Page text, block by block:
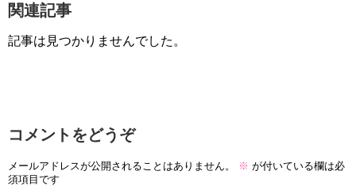
関連記事
記事は見つかりませんでした。
コメントをどうぞ
メールアドレスが公開されることはありません。 ※ が付いている欄は必
須項目です